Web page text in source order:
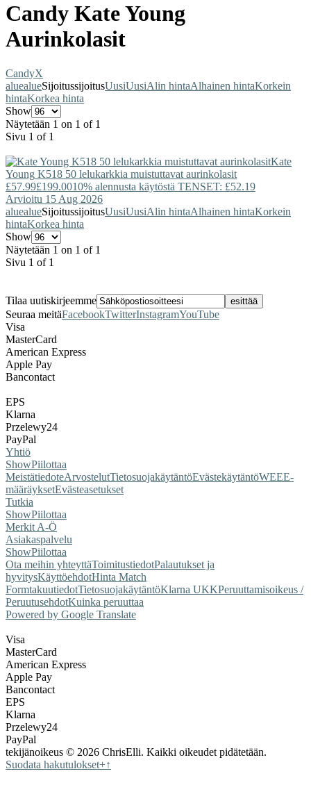
Candy Kate Young
Aurinkolasit
CandyX
aluealueSijoitussijoitusUusiUusiAlin hintaAlhainen hintaKorkein
hintaKorkea hinta
Show
Näytetään 1 on 1 of 1
Sivu 1 of 1
Kate
Young K518 50 lelukarkkia muistuttavat aurinkolasit
£57.99£199.0010% alennusta käytöstä TENSET: £52.19
Arvioitu 15 Aug 2026
aluealueSijoitussijoitusUusiUusiAlin hintaAlhainen hintaKorkein
hintaKorkea hinta
Show
Näytetään 1 on 1 of 1
Sivu 1 of 1
Tilaa uutiskirjeemme
Seuraa meitäFacebookTwitterInstagramYouTube
Visa
MasterCard
American Express
Apple Pay
Bancontact
EPS
Klarna
Przelewy24
PayPal
Yhtiö
ShowPiilottaa
MeistätiedoteArvostelutTietosuojakäytäntöEvästekäytäntöWEEE-
määräyksetEvästeasetukset
Tutkia
ShowPiilottaa
Merkit A-Ö
Asiakaspalvelu
ShowPiilottaa
Ota meihin yhteyttäToimitustiedotPalautukset ja
hyvitysKäyttöehdotHinta Match
FormtakuutiedotTietosuojakäytäntöKlarna UKKPeruuttamisoikeus /
PeruutusehdotKuinka peruuttaa
Powered by Google Translate
Visa
MasterCard
American Express
Apple Pay
Bancontact
EPS
Klarna
Przelewy24
PayPal
tekijänoikeus © 2026 ChrisElli. Kaikki oikeudet pidätetään.
Suodata hakutulokset+↑